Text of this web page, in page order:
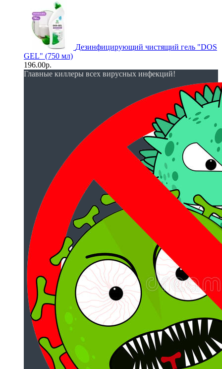
Дезинфицирующий чистящий гель "DOS
GEL" (750 мл)
196.00р.
Главные киллеры всех вирусных инфекций!